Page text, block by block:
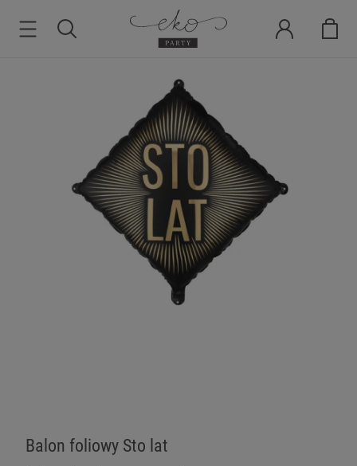
Balon foliowy Sto lat